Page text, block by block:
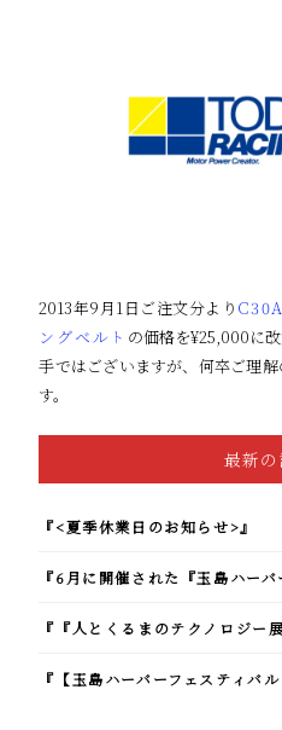
2013年9月1日ご注文分より
ングベルト の価格を¥25,000に
手ではございますが、何卒ご理
す。
最新
『<夏季休業日のお知らせ>』
『6月に開催された『玉島ハーバ
『『人とくるまのテクノロジー
『【玉島ハーバーフェスティバ